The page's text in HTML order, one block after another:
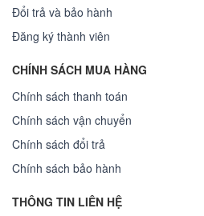
Đổi trả và bảo hành
Đăng ký thành viên
CHÍNH SÁCH MUA HÀNG
Chính sách thanh toán
Chính sách vận chuyển
Chính sách đổi trả
Chính sách bảo hành
THÔNG TIN LIÊN HỆ